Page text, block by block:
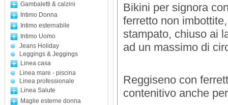
Gambaletti & calzini
Intimo Donna
Intimo esternabile
Intimo Uomo
Jeans Holiday
Leggings & Jeggings
Linea casa
Linea mare - piscina
Linea professionale
Linea Salute
Maglie esterne donna
Bikini per signora
ferretto non
stampato, chiuso ai
ad un massimo di
Reggiseno con
contenitivo anche